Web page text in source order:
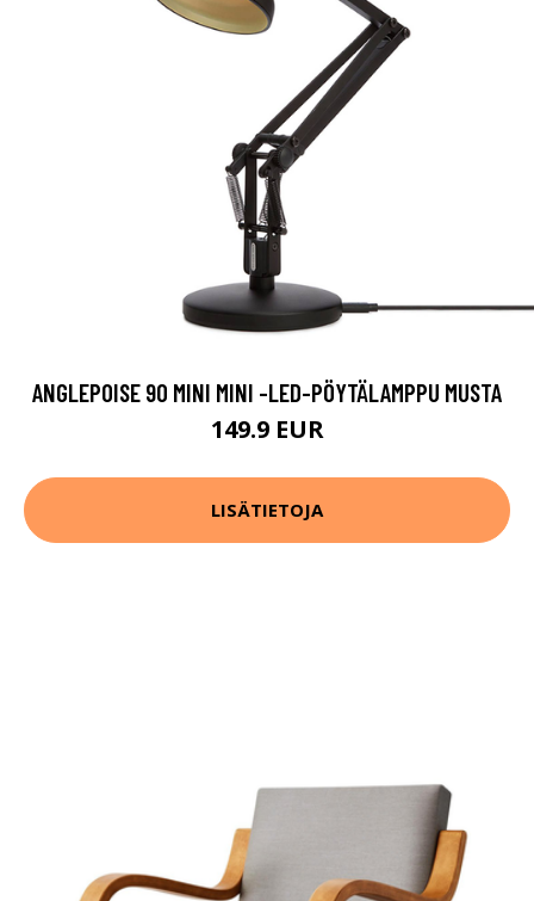
ANGLEPOISE 90 MINI MINI -LED-PÖYTÄLAMPPU MUSTA
149.9 EUR
LISÄTIETOJA